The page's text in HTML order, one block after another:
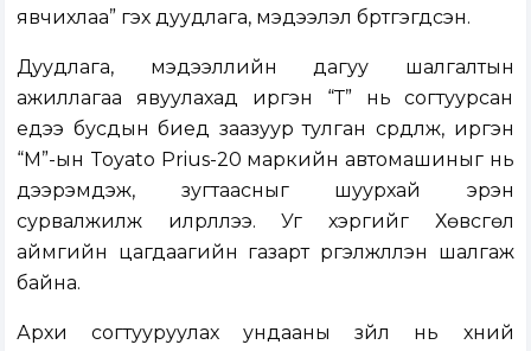
явчихлаа” гэх дуудлага, мэдээлэл бүртгэгдсэн.
Дуудлага, мэдээллийн дагуу шалгалтын
ажиллагаа явуулахад иргэн “Т” нь согтуурсан
үедээ бусдын биед заазуур тулган сүрдүүлж, иргэн
“М”-ын Toyato Prius-20 маркийн автомашиныг нь
дээрэмдэж, зугтаасныг шуурхай эрэн
сурвалжилж илрүүллээ. Уг хэргийг Хөвсгөл
аймгийн цагдаагийн газарт үргэлжлүүлэн шалгаж
байна.
Архи согтууруулах ундааны зүйл нь хүний